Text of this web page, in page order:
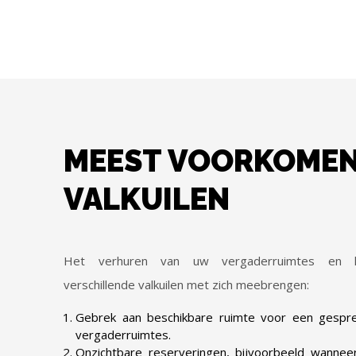
MEEST
VALKUILEN
Het verhuren van uw vergaderruimtes en
verschillende valkuilen met zich meebrengen:
Gebrek aan beschikbare ruimte voor een
vergaderruimtes.
Onzichtbare reserveringen, bijvoorbeeld